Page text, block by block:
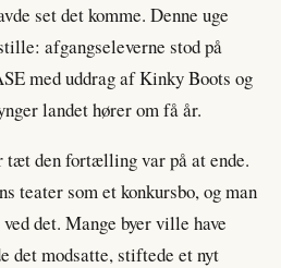
set det komme. Denne uge
afgangseleverne stod på
med uddrag af Kinky Boots og
landet hører om få år.
tæt den fortælling var på at ende.
teater som et konkursbo, og man
det. Mange byer ville have
det modsatte, stiftede et nyt